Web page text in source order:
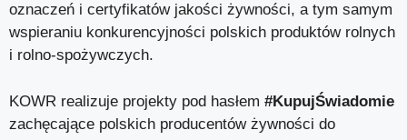
oznaczeń i certyfikatów jakości żywności, a tym samym
wspieraniu konkurencyjności polskich produktów rolnych
i rolno-spożywczych.
KOWR realizuje projekty pod hasłem #KupujŚwiadomie
zachęcające polskich producentów żywności do